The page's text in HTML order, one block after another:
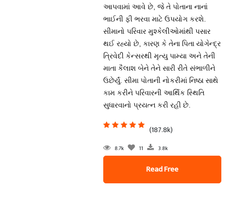
આપવામાં આવે છે, જે તે પોતાના નાનાં
ભાઈની ફી ભરવા માટે ઉપયોગ કરશે.
સીમાનો પરિવાર મુશ્કેલીઓમાંથી પસાર
થઈ રહ્યો છે, કારણ કે તેના પિતા યોગેન્દ્ર
ત્રિવેદી કેન્સરથી મૃત્યુ પામ્યા અને તેની
માતા કૈલાશ બેને તેને સારી રીતે સંભાળીને
ઉછેર્યું. સીમા પોતાની નોકરીમાં નિષ્ઠા સાથે
કામ કરીને પરિવારની આર્થિક સ્થિતિ
સુધારવાનો પ્રયત્ન કરી રહી છે.
(187.8k)
8.7k 11 3.8k
Read Free